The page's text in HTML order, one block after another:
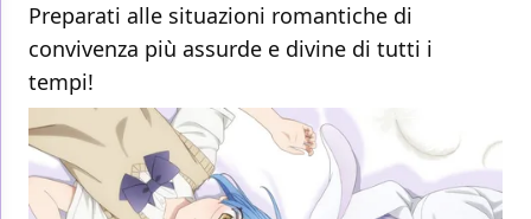
Preparati alle situazioni romantiche di
convivenza più assurde e divine di tutti i
tempi!